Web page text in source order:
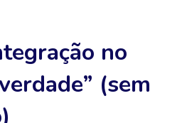
no
(sem